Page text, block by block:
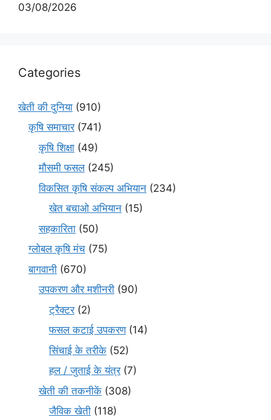
03/08/2026
Categories
खेती की दुनिया (910)
कृषि समाचार(741)
कृषि शिक्षा (49)
मौसमी फसल(245)
विकसित कृषि संकल्प अभियान (234)
खेत बचाओ अभियान (15)
सहकारिता (50)
ग्लोबल कृषि मंच (75)
बागवानी (670)
उपकरण और मशीनरी (90)
ट्रैक्टर(2)
फसल कटाई उपकरण(14)
सिंचाई के तरीके (52)
हल / जुताई के यंत्र(7)
खेती की तकनीकें (308)
जैविक खेती (118)